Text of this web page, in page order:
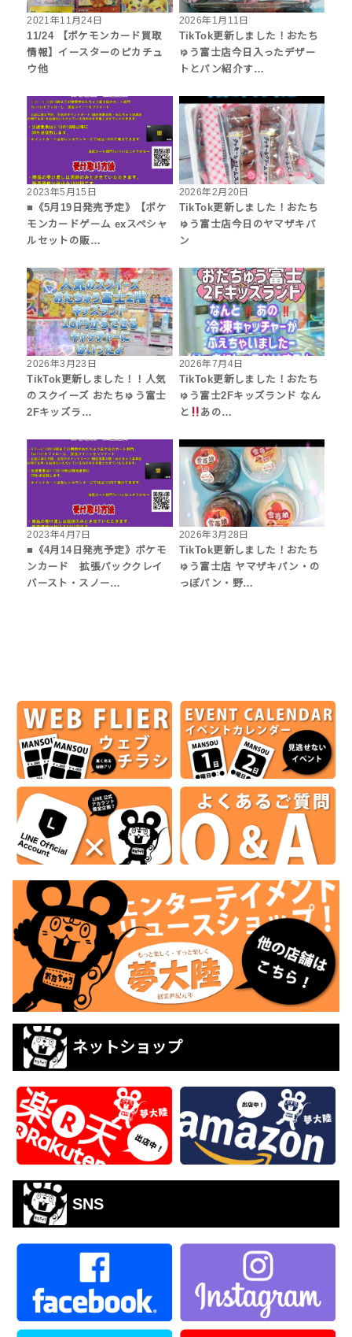
2021年11月24日
11/24 【ポケモンカード買取
情報】イースターのピカチュ
ウ他
2026年1月11日
TikTok更新しました！おたち
ゅう富士店今日入ったデザー
トとパン紹介す…
2023年5月15日
■《5月19日発売予定》【ポケ
モンカードゲーム exスペシャ
ルセットの販…
2026年2月20日
TikTok更新しました！おたち
ゅう富士店今日のヤマザキパ
ン
2026年3月23日
TikTok更新しました！！人気
のスクイーズ おたちゅう富士
2Fキッズラ…
2026年7月4日
TikTok更新しました！おたち
ゅう富士2Fキッズランド なん
と
あの…
2023年4月7日
■《4月14日発売予定》ポケモ
ンカード 拡張パッククレイ
バースト・スノー…
2026年3月28日
TikTok更新しました！おたち
ゅう富士店 ヤマザキパン・の
っぽパン・野…
ネットショップ
SNS